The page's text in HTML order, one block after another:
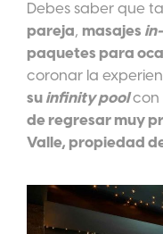
Debes saber que
pareja, masajes
paquetes para
coronar la
su infinitypool con
de regresar muy
Valle, propiedad